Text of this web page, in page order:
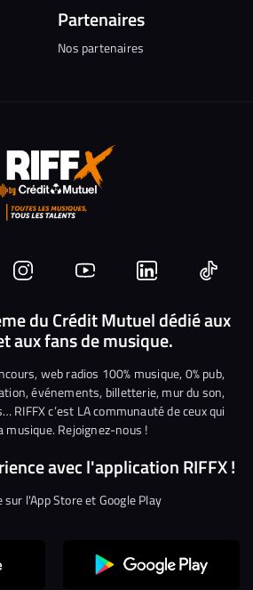
Partenaires
Nos partenaires
Nous
rejoindre
sur
Instagram
Nous
rejoindre
sur
YouTube
Nous
rejoindre
sur
Linkedin
Nous
du Crédit Mutuel dédié aux
aux fans de musique.
web radios 100% musique, 0% pub,
événements, billetterie, mur du son,
RIFFX c’est LA communauté de ceux qui
musique. Rejoignez-nous !
avec l'application RIFFX !
sur l'App Store et Google Play